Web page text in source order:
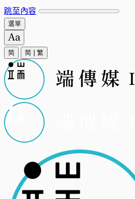
跳至內容
選單
简 简 繁